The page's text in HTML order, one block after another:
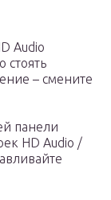
Audio
стоять
– смените
панели
HD Audio /